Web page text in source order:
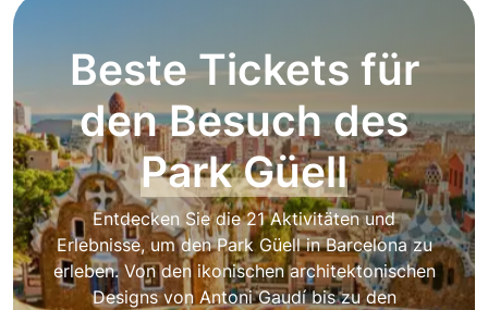
Beste Tickets für
den Besuch des
Park Güell
Entdecken Sie die 21 Aktivitäten und
Erlebnisse, um den Park Güell in Barcelona zu
erleben. Von den ikonischen architektonischen
Designs von Antoni Gaudí bis zu den